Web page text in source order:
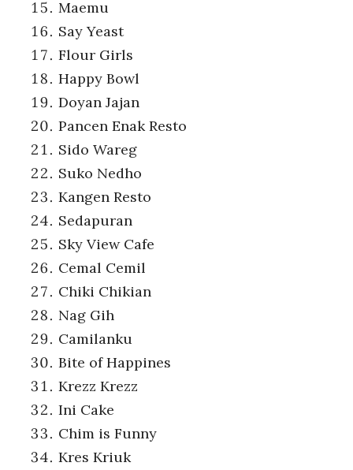
Maemu
Say Yeast
Flour Girls
Happy Bowl
Doyan Jajan
Pancen Enak Resto
Sido Wareg
Suko Nedho
Kangen Resto
Sedapuran
Sky View Cafe
Cemal Cemil
Chiki Chikian
Nag Gih
Camilanku
Bite of Happines
Krezz Krezz
Ini Cake
Chim is Funny
Kres Kriuk